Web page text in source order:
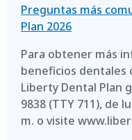
Preguntas más
Plan 2026
Para obtener más
beneficios dentales
Liberty Dental Plan
9838 (TTY 711), de
m. o visite